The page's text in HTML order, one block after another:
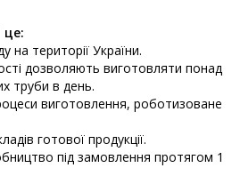
це:
на території України.
дозволяють виготовляти понад
труби в день.
виготовлення, роботизоване
готової продукції.
під замовлення протягом 1